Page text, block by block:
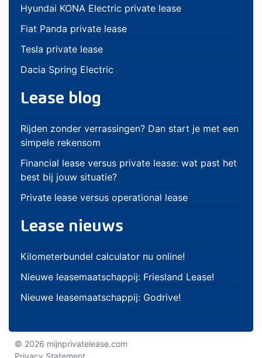
Hyundai KONA Electric private lease
Fiat Panda private lease
Tesla private lease
Dacia Spring Electric
Lease blog
Rijden zonder verrassingen? Dan start je met een
simpele rekensom
Financial lease versus private lease: wat past het
best bij jouw situatie?
Private lease versus operational lease
Lease nieuws
Kilometerbundel calculator nu online!
Nieuwe leasemaatschappij: Friesland Lease!
Nieuwe leasemaatschappij: Godrive!
© 2026 mijnprivatelease.com